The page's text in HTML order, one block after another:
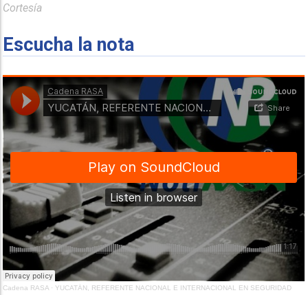
Cortesía
Escucha la nota
Cadena RASA ·YUCATÁN, REFERENTE NACIONAL E INTERNACIONAL EN SEGURIDAD